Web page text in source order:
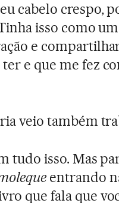
cabelo crespo,
isso como
e
e que me fez
veio também
tudo isso. Mas
entrando
que fala que